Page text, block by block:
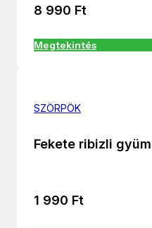
8 990 Ft
Megtekintés
SZÖRPÖK
Fekete ribizli
1 990 Ft